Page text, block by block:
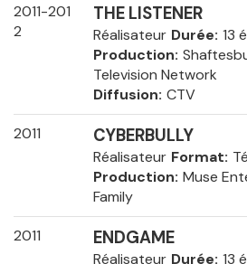
2011-201
2
THE LISTENER
Réalisateur Durée 13
Production
Television Network
Diffusion CTV
2011 CYBERBULLY
Réalisateur Format
Production Muse
Family
2011 ENDGAME
Réalisateur Durée 13